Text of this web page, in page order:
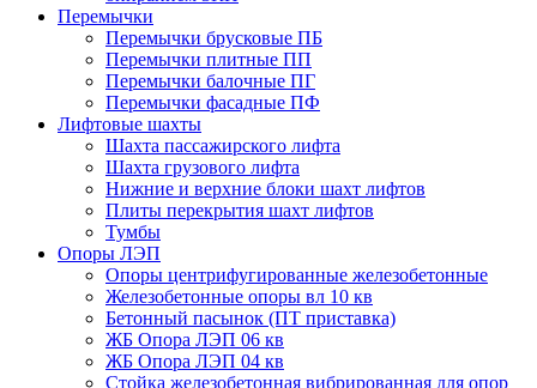
Перемычки
Перемычки брусковые ПБ
Перемычки плитные ПП
Перемычки балочные ПГ
Перемычки фасадные ПФ
Лифтовые шахты
Шахта пассажирского лифта
Шахта грузового лифта
Нижние и верхние блоки шахт лифтов
Плиты перекрытия шахт лифтов
Тумбы
Опоры ЛЭП
Опоры центрифугированные железобетонные
Железобетонные опоры вл 10 кв
Бетонный пасынок (ПТ приставка)
ЖБ Опора ЛЭП 06 кв
ЖБ Опора ЛЭП 04 кв
Стойка железобетонная вибрированная для опор